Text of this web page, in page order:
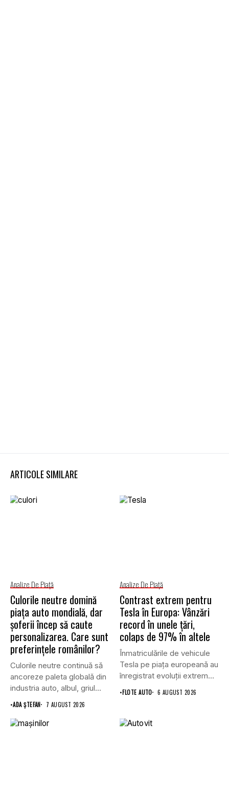
ARTICOLE SIMILARE
Analize De Piață
Culorile neutre domină
piața auto mondială, dar
șoferii încep să caute
personalizarea. Care sunt
preferințele românilor?
Culorile neutre continuă să
ancoreze paleta globală din
industria auto, albul, griul...
•ADA ȘTEFAN 7 AUGUST 2026
Analize De Piață
Contrast extrem pentru
Tesla în Europa: Vânzări
record în unele țări,
colaps de 97% în altele
Înmatriculările de vehicule
Tesla pe piața europeană au
înregistrat evoluții extrem
de...
•FLOTE AUTO 6 AUGUST 2026